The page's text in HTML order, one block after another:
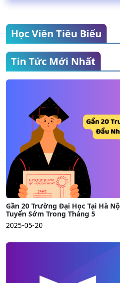
Học Viên Tiêu Biểu
THPT Yên
Điểm
Tin Tức Mới Nhất
Gần 20 Trường Đại Học Tại Hà
Tuyển Sớm Trong Tháng 5
2025-05-20